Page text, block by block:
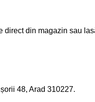
din magazin sau
48, Arad 310227.